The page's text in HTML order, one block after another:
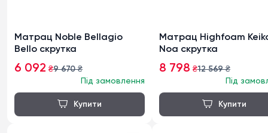
Матрац Noble Bellagio
Bello скрутка
6 092 ₴9 670₴
Під замовлення
Матрац Highfoam
Noa скрутка
8 798 ₴12 569₴
Під